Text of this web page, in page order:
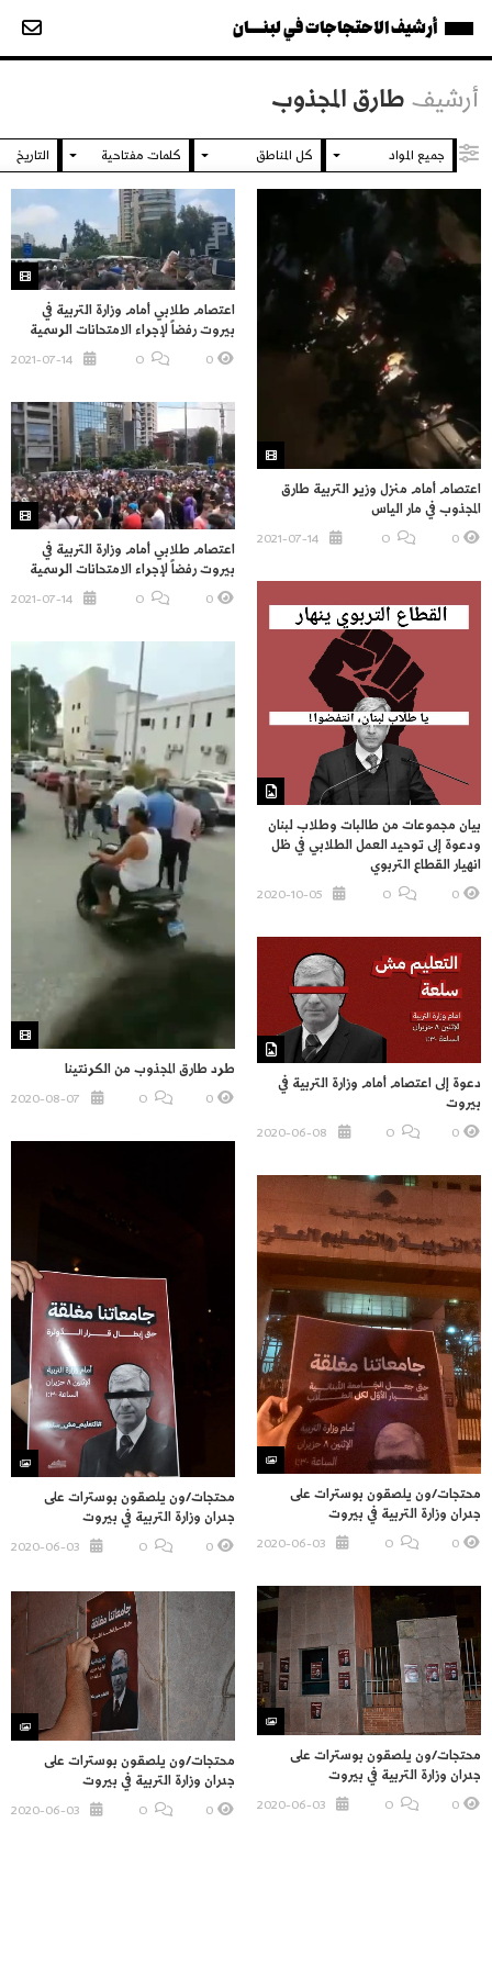
أرشيف الاحتجاجات في لبنــــان
أرشيف طارق المجذوب
اعتصام أمام منزل وزير التربية طارق
المجذوب في مار الياس
0
O
اعتصام طلابي أمام وزارة التربية في
بيروت رفضاً لإجراء الامتحانات الرسمية
0
O
اعتصام طلابي أمام وزارة التربية في
بيروت رفضاً لإجراء الامتحانات الرسمية
0
O
بيان مجموعات من طالبات وطلاب لبنان
ودعوة إلى توحيد العمل الطلابي في ظل
انهيار القطاع التربوي
0
طرد طارق المجذوب من الكرنتينا
0
دعوة إلى اعتصام أمام وزارة التربية في
بيروت
0
O
محتجات/ون يلصقون بوسترات على
جدران وزارة التربية في بيروت
0
O
محتجات/ون يلصقون بوسترات على
جدران وزارة التربية في بيروت
0
O
محتجات/ون يلصقون بوسترات على
جدران وزارة التربية في بيروت
0
O
محتجات/ون يلصقون بوسترات على
جدران وزارة التربية في بيروت
0
O